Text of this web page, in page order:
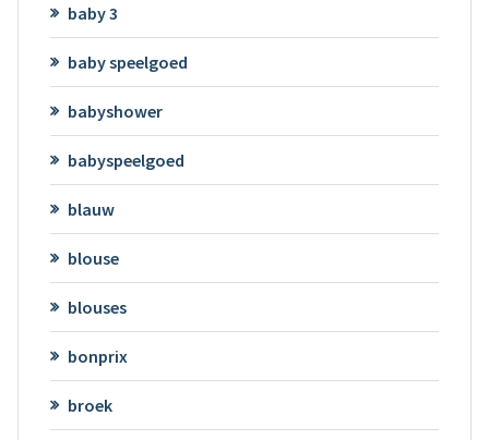
baby 3
baby speelgoed
babyshower
babyspeelgoed
blauw
blouse
blouses
bonprix
broek